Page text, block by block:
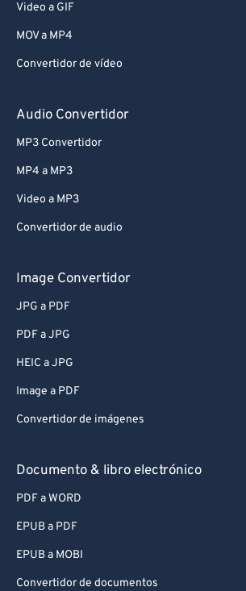
Video a GIF
MOV a MP4
Convertidor de vídeo
Audio Convertidor
MP3 Convertidor
MP4 a MP3
Video a MP3
Convertidor de audio
Image Convertidor
JPG a PDF
PDF a JPG
HEIC a JPG
Image a PDF
Convertidor de imágenes
Documento & libro electrónico
PDF a WORD
EPUB a PDF
EPUB a MOBI
Convertidor de documentos